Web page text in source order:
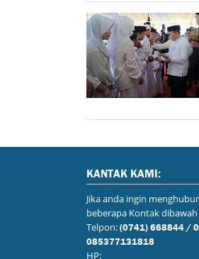
KANTAK KAMI:
Jika anda ingin
beberapa Kontak
Telpon: (0741) 668844 /
085377131818
HP: